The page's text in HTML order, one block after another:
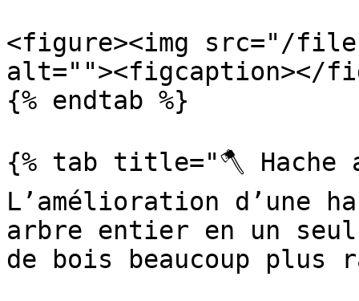
<figure><img src="/
alt=""><figcaption></
{% endtab %}
{% tab title="🪓 Hache
L’amélioration d’une
arbre entier en un
de bois beaucoup plus